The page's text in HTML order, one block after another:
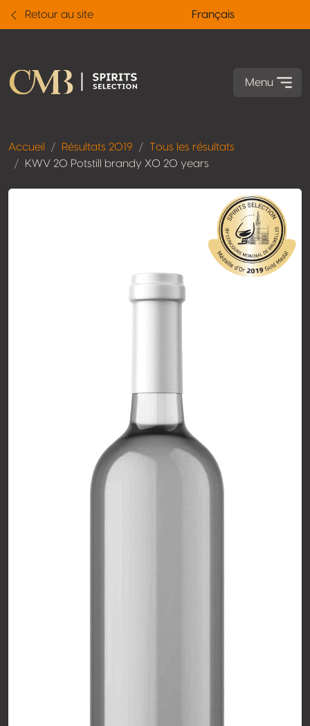
Retour au site Français
Menu
Accueil Résultats 2019
Tous les résultats
KWV 20 Potstill brandy XO 20 years